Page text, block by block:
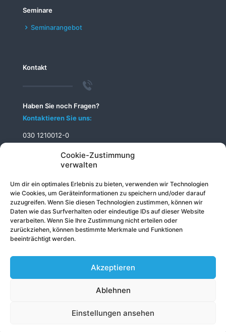
Cookie-Zustimmung
verwalten
Um dir ein optimales Erlebnis zu bieten, verwenden wir Technologien
wie Cookies, um Geräteinformationen zu speichern und/oder darauf
zuzugreifen. Wenn Sie diesen Technologien zustimmen, können wir
Daten wie das Surfverhalten oder eindeutige IDs auf dieser Website
verarbeiten. Wenn Sie Ihre Zustimmung nicht erteilen oder
zurückziehen, können bestimmte Merkmale und Funktionen
beeinträchtigt werden.
Akzeptieren
Ablehnen
Einstellungen ansehen
Seminare
Seminarangebot
Kontakt
Haben Sie noch Fragen?
Kontaktieren Sie uns:
030 1210012-0
info@telecomputer.de
© 2026 Telecomputer GmbH Impressum